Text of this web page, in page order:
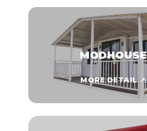
MODHOUSE
MORE DETAIL ↗